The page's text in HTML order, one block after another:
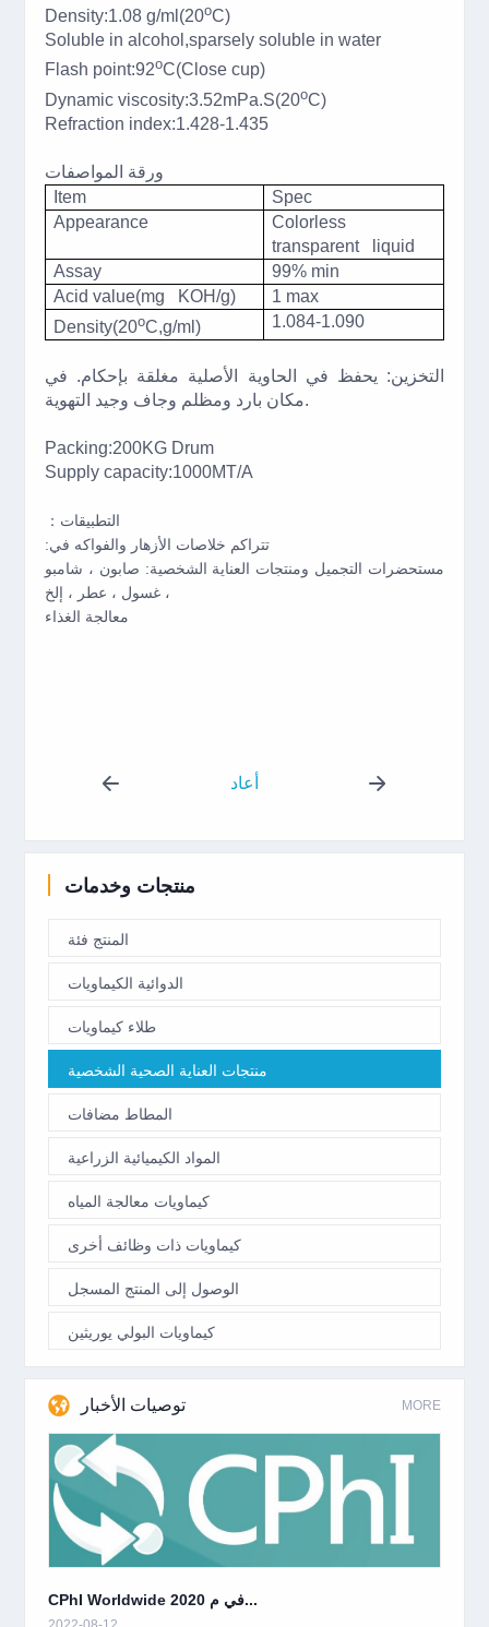
Density:1.08 g/ml(20oC)
Soluble in alcohol,sparsely soluble in water
Flash point:92oC(Close cup)
Dynamic viscosity:3.52mPa.S(20oC)
Refraction index:1.428-1.435
ورقة المواصفات
Item
Spec
Appearance
Colorless
transparent liquid
Assay
99% min
Acid value(mg KOH/g)
1 max
Density(20oC,g/ml) 1.084-1.090
التخزين: يحفظ في الحاوية الأصلية مغلقة بإحكام. في
مكان بارد ومظلم وجاف وجيد التهوية.
Packing:200KG Drum
Supply capacity:1000MT/A
：التطبيقات
:تتراكم خلاصات الأزهار والفواكه في
مستحضرات التجميل ومنتجات العناية الشخصية: صابون ، شامبو
، غسول ، عطر ، إلخ
معالجة الغذاء
أعاد
منتجات وخدمات
المنتج فئة
الدوائية الكيماويات
طلاء كيماويات
منتجات العناية الصحية الشخصية
المطاط مضافات
المواد الكيميائية الزراعية
كيماويات معالجة المياه
كيماويات ذات وظائف أخرى
الوصول إلى المنتج المسجل
كيماويات البولي يوريثين
توصيات الأخبار MORE
CPhI Worldwide 2020 في م...